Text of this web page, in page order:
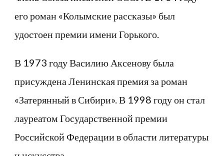
его роман «Колымские рассказы» был
удостоен премии имени Горького.
В 1973 году Василию Аксенову была
присуждена Ленинская премия за роман
«Затерянный в Сибири». В 1998 году он стал
лауреатом Государственной премии
Российской Федерации в области литературы